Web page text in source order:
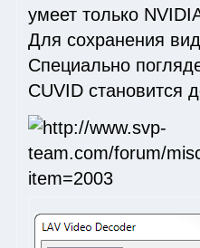
умеет только
Для сохранения
Специально
CUVID становится